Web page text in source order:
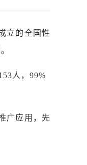
立的全国性
级。
人，99%
广应用，先